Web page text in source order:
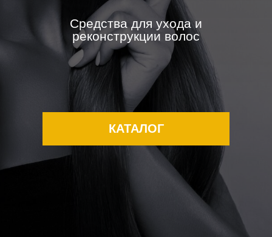
КАТАЛОГ
Средства для ухода и
реконструкции волос